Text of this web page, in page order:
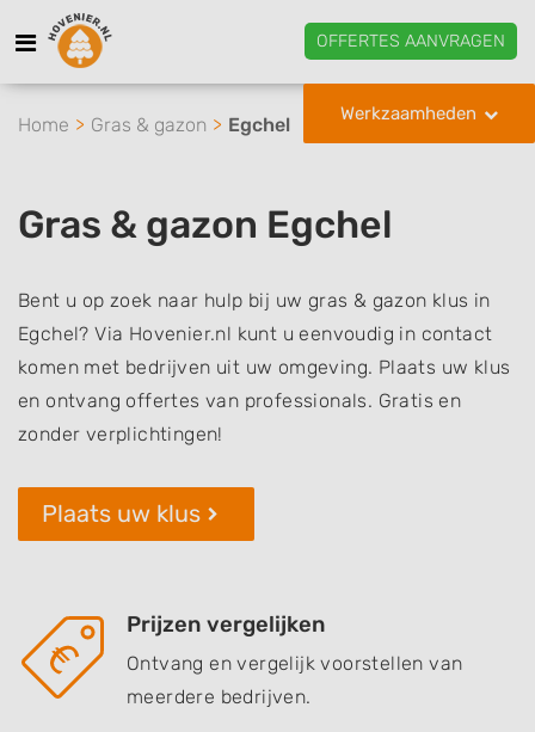
OFFERTES AANVRAGEN
Werkzaamheden
Home Gras & gazon Egchel
Gras & gazon Egchel
Bent u op zoek naar hulp bij uw gras & gazon klus in
Egchel? Via Hovenier.nl kunt u eenvoudig in contact
komen met bedrijven uit uw omgeving. Plaats uw klus
en ontvang offertes van professionals. Gratis en
zonder verplichtingen!
Plaats uw klus
Prijzen vergelijken
Ontvang en vergelijk voorstellen van
meerdere bedrijven.